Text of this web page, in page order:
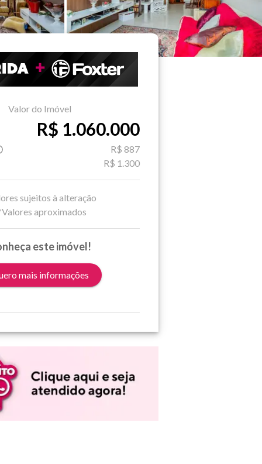
Valor do Imóvel
R$ 1.060.000
R$ 887
R$ 1.300
sujeitos à alteração
aproximados
este imóvel!
mais informações